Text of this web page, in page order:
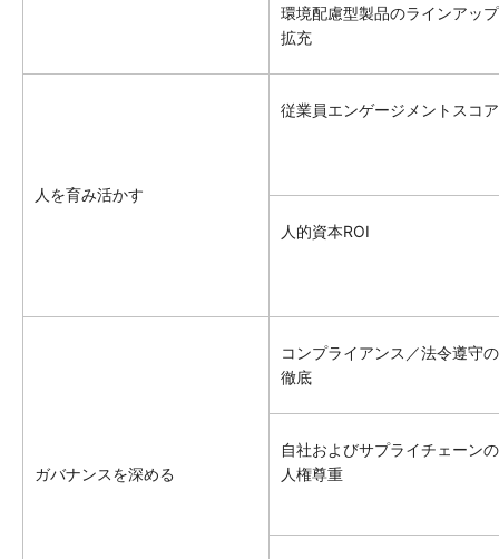
環境配慮型製品のラインアップ
拡充
人を育み活かす
従業員エンゲージメントスコア
人的資本ROI
ガバナンスを深める
コンプライアンス／法令遵守の
徹底
自社およびサプライチェーンの
人権尊重